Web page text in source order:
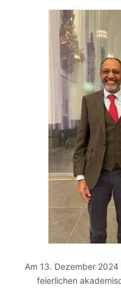
Am 13. Dezember
feierlichen